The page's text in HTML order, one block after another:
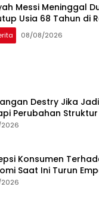
Messi Meninggal
Usia 68 Tahun di
08/08/2026
Destry Jika
Perubahan
Konsumen
Saat Ini Turun
Turut